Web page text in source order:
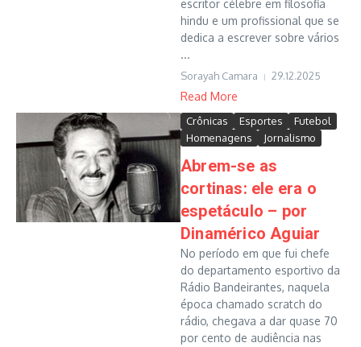
escritor célebre em filosofia
hindu e um profissional que se
dedica a escrever sobre vários
...
Sorayah Camara 29.12.2025
Read More
Crônicas Esportes
Futebol
Homenagens
Jornalismo
Abrem-se as
cortinas: ele era o
espetáculo – por
Dinamérico Aguiar
No período em que fui chefe
do departamento esportivo da
Rádio Bandeirantes, naquela
época chamado scratch do
rádio, chegava a dar quase 70
por cento de audiência nas